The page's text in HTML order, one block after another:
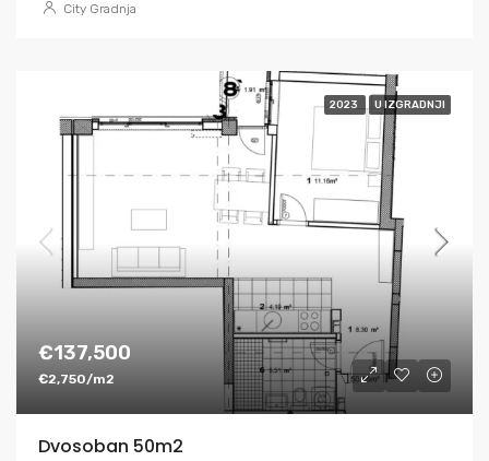
City Gradnja
2023 U IZGRADNJI
€137,500
€2,750/m2
Dvosoban 50m2